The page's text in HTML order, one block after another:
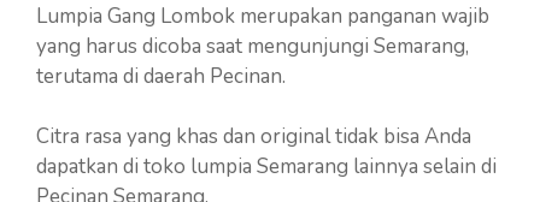
Lumpia Gang Lombok merupakan panganan wajib
yang harus dicoba saat mengunjungi Semarang,
terutama di daerah Pecinan.
Citra rasa yang khas dan original tidak bisa Anda
dapatkan di toko lumpia Semarang lainnya selain di